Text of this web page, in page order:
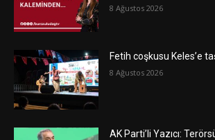
8 Ağustos 2026
Fetih coşkusu Keles’e
8 Ağustos 2026
AK Parti’li Yazıcı: